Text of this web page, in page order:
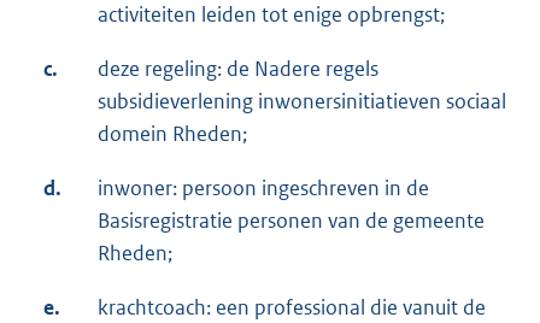
activiteiten leiden tot enige opbrengst;
c.
deze regeling: de Nadere regels
subsidieverlening inwonersinitiatieven sociaal
domein Rheden;
d.
inwoner: persoon ingeschreven in de
Basisregistratie personen van de gemeente
Rheden;
e.
krachtcoach: een professional die vanuit de